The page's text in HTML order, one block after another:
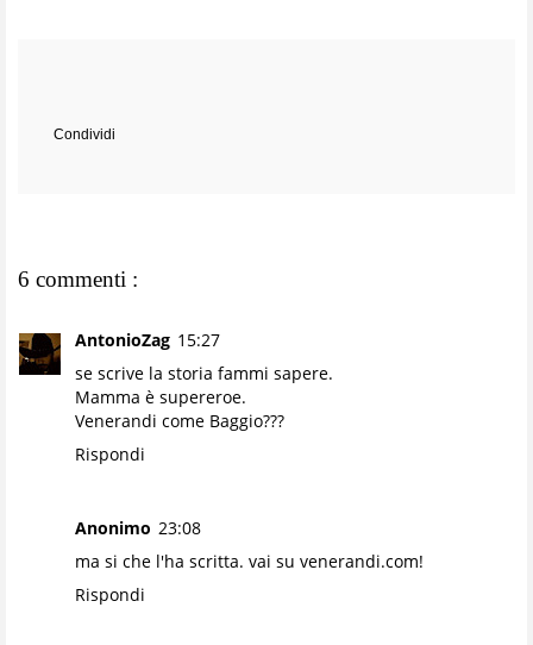
Condividi
6 commenti :
AntonioZag 15:27
se scrive la storia fammi sapere.
Mamma è supereroe.
Venerandi come Baggio???
Rispondi
Anonimo 23:08
ma si che l'ha scritta. vai su venerandi.com!
Rispondi